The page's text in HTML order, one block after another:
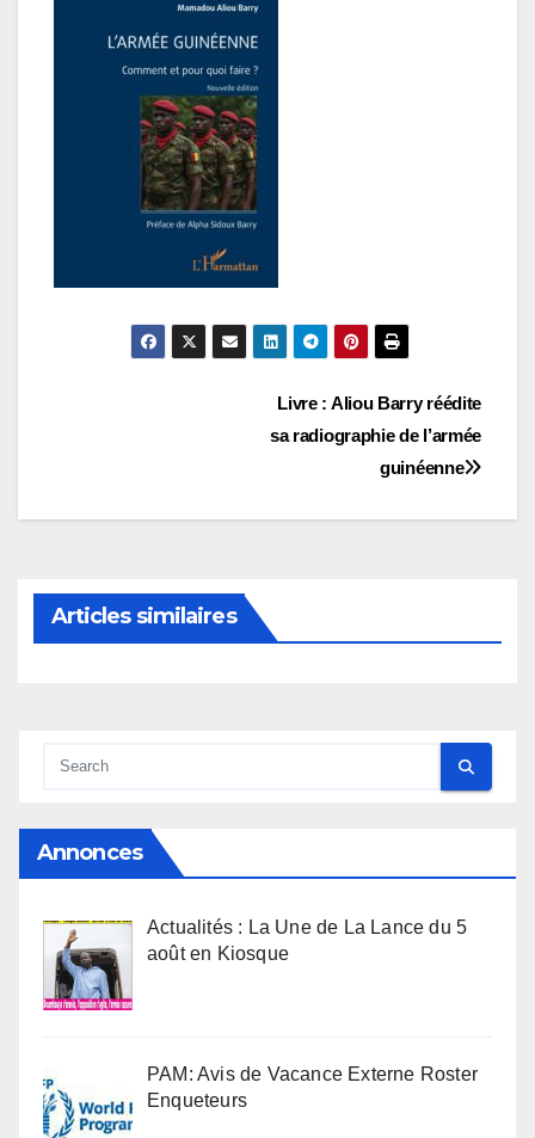
l’article
Livre : Aliou Barry réédite
sa radiographie de l’armée
guinéenne
Articles similaires
Annonces
Actualités : La Une de La Lance du 5
août en Kiosque
PAM: Avis de Vacance Externe Roster
Enqueteurs